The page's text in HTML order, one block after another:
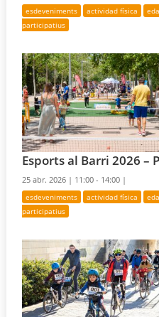
esdeveniments actividad física
participatius
Esports al Barri 2026 –
25 abr. 2026 | 11:00 - 14:00 |
esdeveniments actividad física
participatius